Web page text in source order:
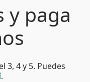
y paga
3, 4 y 5. Puedes
.